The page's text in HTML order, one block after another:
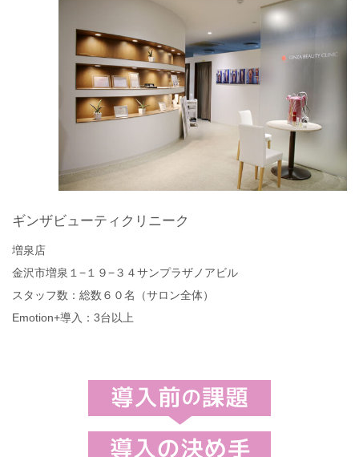
ギンザビューティクリニーク
増泉店
金沢市増泉１−１９−３４サンプラザノアビル
スタッフ数：総数６０名（サロン全体）
Emotion+導入：3台以上